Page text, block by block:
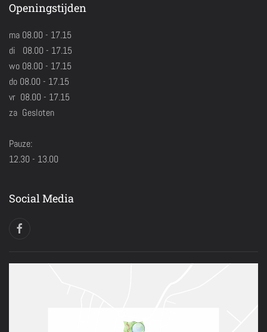
Openingstijden
ma 08.00 - 17.15
di 08.00 - 17.15
wo 08.00 - 17.15
do 08.00 - 17.15
vr 08.00 - 17.15
za Gesloten
Pauze:
12.30 - 13.00
Social Media